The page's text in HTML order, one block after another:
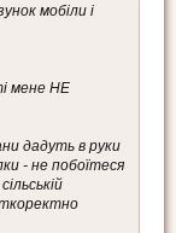
мобіли і
мене НЕ
дадуть в руки
- не побоїтеся